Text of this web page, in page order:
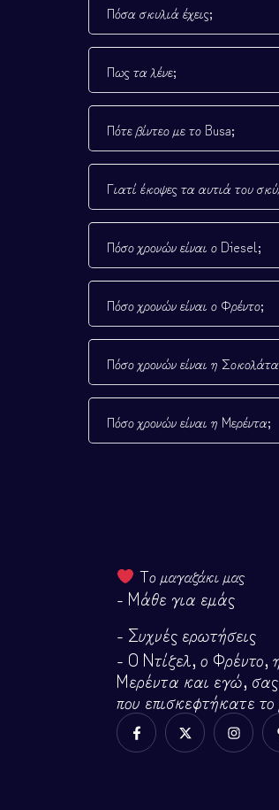
Πόσα σκυλιά έχεις;
Πως τα λένε;
Πότε βίντεο με το Busa;
Γιατί έκοψες τα αυτιά του
Πόσο χρονών είναι ο Diesel;
Πόσο χρονών είναι ο Φρέντο;
Πόσο χρονών είναι η
Πόσο χρονών είναι η Μερέντα;
Το μαγαζάκι μας
- Μάθε για εμάς
- Συχνές ερωτήσεις
- Ο Ντίζελ, ο Φρέντο,
Μερέντα και εγώ, σας
που επισκεφτήκατε